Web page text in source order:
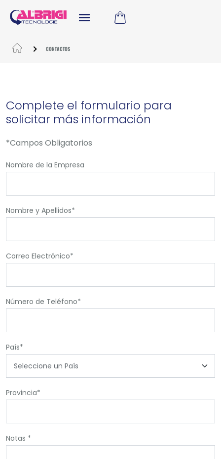
CONTACTOS
Complete el formulario para
solicitar más información
*Campos Obligatorios
Nombre de la Empresa
Nombre y Apellidos*
Correo Electrónico*
Número de Teléfono*
País*
Provincia*
Notas *